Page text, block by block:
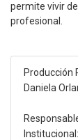
permite vivir
profesional.
Producción
Daniela
Institucional: